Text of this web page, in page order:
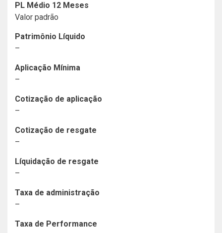
PL Médio 12 Meses
Valor padrão
Patrimônio Líquido
–
Aplicação Mínima
–
Cotização de aplicação
–
Cotização de resgate
–
Líquidação de resgate
–
Taxa de administração
–
Taxa de Performance